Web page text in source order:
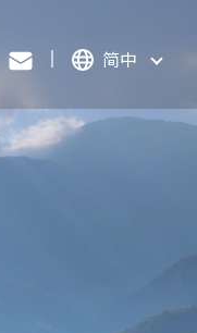
简中